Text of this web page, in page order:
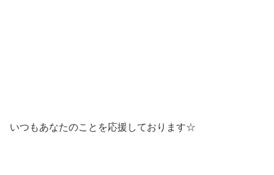
いつもあなたのことを応援しております☆